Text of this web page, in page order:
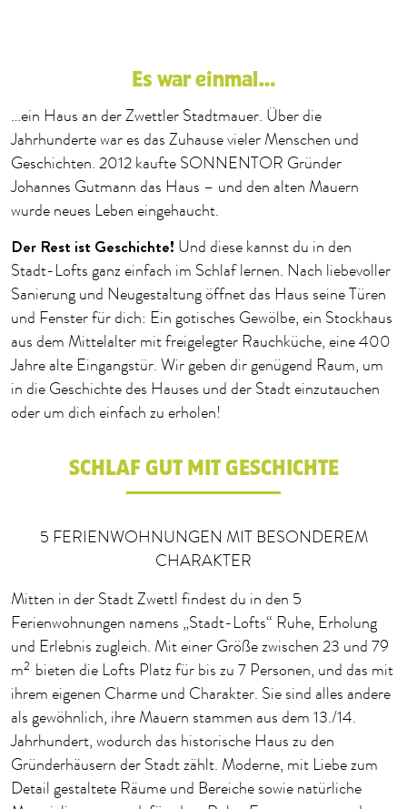
Es war einmal…
…ein Haus an der Zwettler Stadtmauer. Über die
Jahrhunderte war es das Zuhause vieler Menschen und
Geschichten. 2012 kaufte SONNENTOR Gründer
Johannes Gutmann das Haus – und den alten Mauern
wurde neues Leben eingehaucht.
Der Rest ist Geschichte! Und diese kannst du in den
Stadt-Lofts ganz einfach im Schlaf lernen. Nach liebevoller
Sanierung und Neugestaltung öffnet das Haus seine Türen
und Fenster für dich: Ein gotisches Gewölbe, ein Stockhaus
aus dem Mittelalter mit freigelegter Rauchküche, eine 400
Jahre alte Eingangstür. Wir geben dir genügend Raum, um
in die Geschichte des Hauses und der Stadt einzutauchen
oder um dich einfach zu erholen!
SCHLAF GUT MIT GESCHICHTE
5 FERIENWOHNUNGEN MIT BESONDEREM
CHARAKTER
Mitten in der Stadt Zwettl findest du in den 5
Ferienwohnungen namens „Stadt-Lofts“ Ruhe, Erholung
und Erlebnis zugleich. Mit einer Größe zwischen 23 und 79
m2 bieten die Lofts Platz für bis zu 7 Personen, und das mit
ihrem eigenen Charme und Charakter. Sie sind alles andere
als gewöhnlich, ihre Mauern stammen aus dem 13./14.
Jahrhundert, wodurch das historische Haus zu den
Gründerhäusern der Stadt zählt. Moderne, mit Liebe zum
Detail gestaltete Räume und Bereiche sowie natürliche